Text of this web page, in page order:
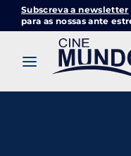
Subscreva a newsletter
para as nossas ante